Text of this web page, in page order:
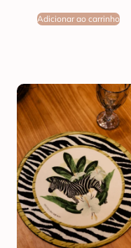
Adicionar ao carrinho